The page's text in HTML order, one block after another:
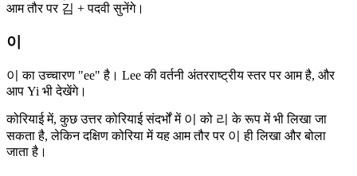
आम तौर पर 김 + पदवी सुनेंगे।
이
이 का उच्चारण "ee" है। Lee की वर्तनी अंतरराष्ट्रीय स्तर पर आम है, और
आप Yi भी देखेंगे।
कोरियाई में, कुछ उत्तर कोरियाई संदर्भों में 이 को 리 के रूप में भी लिखा जा
सकता है, लेकिन दक्षिण कोरिया में यह आम तौर पर 이 ही लिखा और बोला
जाता है।